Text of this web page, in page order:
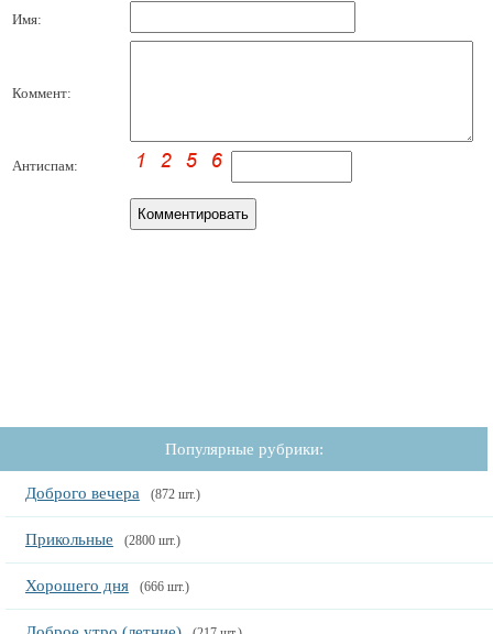
Имя:
Коммент:
Антиспам:
Популярные рубрики:
Доброго вечера (872 шт.)
Прикольные (2800 шт.)
Хорошего дня (666 шт.)